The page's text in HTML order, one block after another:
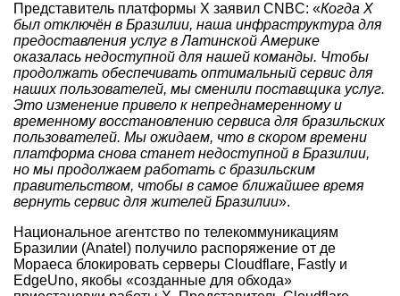
Представитель платформы X заявил CNBC: «Когда X
был отключён в Бразилии, наша инфраструктура для
предоставления услуг в Латинской Америке
оказалась недоступной для нашей команды. Чтобы
продолжать обеспечивать оптимальный сервис для
наших пользователей, мы сменили поставщика услуг.
Это изменение привело к непреднамеренному и
временному восстановлению сервиса для бразильских
пользователей. Мы ожидаем, что в скором времени
платформа снова станет недоступной в Бразилии,
но мы продолжаем работать с бразильским
правительством, чтобы в самое ближайшее время
вернуть сервис для жителей Бразилии».
Национальное агентство по телекоммуникациям
Бразилии (Anatel) получило распоряжение от де
Мораеса блокировать серверы Cloudflare, Fastly и
EdgeUno, якобы «созданные для обхода»